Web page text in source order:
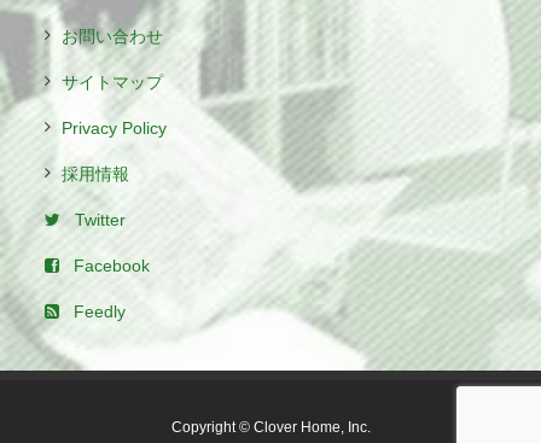
お問い合わせ
サイトマップ
Privacy Policy
採用情報
Twitter
Facebook
Feedly
Copyright © Clover Home, Inc.